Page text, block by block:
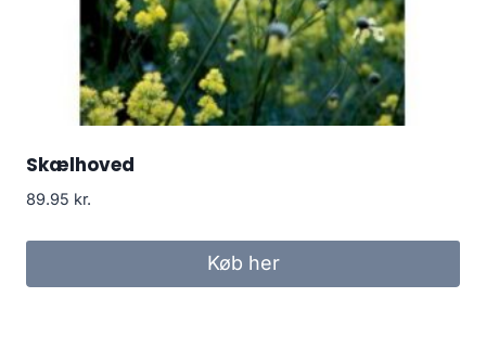
Skælhoved
89.95 kr.
Køb her